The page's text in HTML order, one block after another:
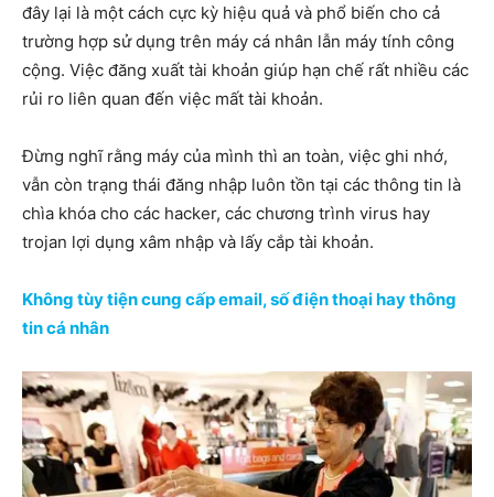
đây lại là một cách cực kỳ hiệu quả và phổ biến cho cả
trường hợp sử dụng trên máy cá nhân lẫn máy tính công
cộng. Việc đăng xuất tài khoản giúp hạn chế rất nhiều các
rủi ro liên quan đến việc mất tài khoản.
Đừng nghĩ rằng máy của mình thì an toàn, việc ghi nhớ,
vẫn còn trạng thái đăng nhập luôn tồn tại các thông tin là
chìa khóa cho các hacker, các chương trình virus hay
trojan lợi dụng xâm nhập và lấy cắp tài khoản.
Không tùy tiện cung cấp email, số điện thoại hay thông
tin cá nhân